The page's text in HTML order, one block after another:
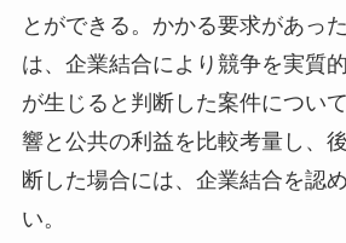
とができる。かかる要求があっ
は、企業結合により競争を実質
が生じると判断した案件につい
響と公共の利益を比較考量し、
断した場合には、企業結合を認
い。